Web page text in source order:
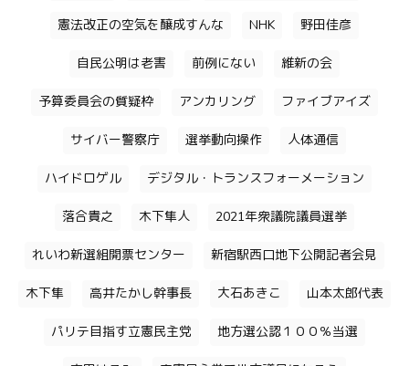
憲法改正の空気を醸成すんな NHK 野田佳彦
自民公明は老害 前例にない 維新の会
予算委員会の質疑枠 アンカリング ファイブアイズ
サイバー警察庁 選挙動向操作 人体通信
ハイドロゲル デジタル・トランスフォーメーション
落合貴之 木下隼人 2021年衆議院議員選挙
れいわ新選組開票センター 新宿駅西口地下公開記者会見
木下隼 高井たかし幹事長 大石あきこ 山本太郎代表
パリテ目指す立憲民主党 地方選公認１００％当選